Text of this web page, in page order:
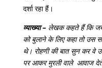
दर्शा रहा हैं।
व्याख्या –लेखक कहते हैं कि जब
को बुलाने के लिए कहा तो उस
थे। रोहणी की बात सुन कर वे
पर आकर मुरली वाले आवाज देते